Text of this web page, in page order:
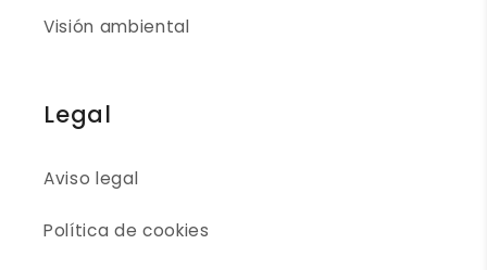
Visión ambiental
Legal
Aviso legal
Política de cookies